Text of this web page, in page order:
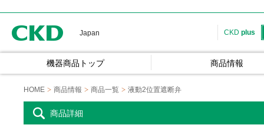
Japan CKD plus
機器商品トップ 商品情報
HOME 商品情報 商品一覧 液動2位置遮断弁
商品詳細